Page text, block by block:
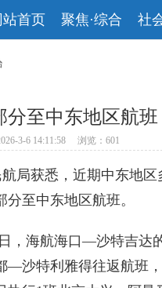
站首页 聚焦·综合 社
分至中东地区航班
3-6 14:11:58 浏览：601
局获悉，近期中东地
至中东地区航班。
海航海口—沙特吉达
—沙特利雅得往返航班